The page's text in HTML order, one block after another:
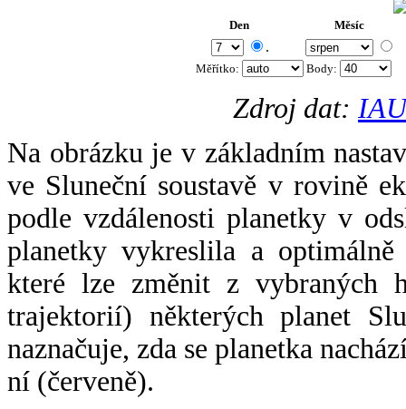
Den Měsíc
.
Měřítko: Body:
Zdroj dat:
Na obrázku je v základním
ve Sluneční soustavě v rovině
podle vzdálenosti planetky v
planetky vykreslila a
které lze změnit z vybraných
trajektorií) některých planet
naznačuje, zda se planetka
ní (červeně).